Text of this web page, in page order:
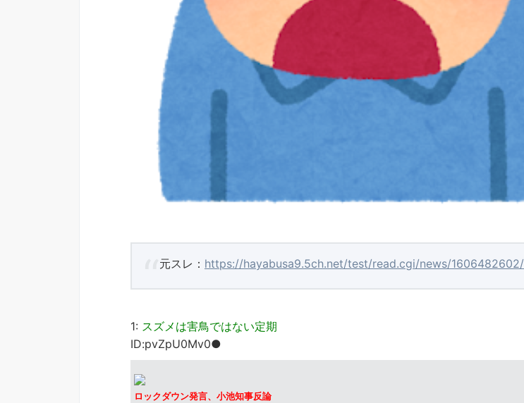
元スレ： https://hayabusa9.5ch.net/test/read.cgi/news/1606482602/
1: スズメは害鳥ではない定期
ID:pvZpU0Mv0●
ロックダウン発言、小池知事反論